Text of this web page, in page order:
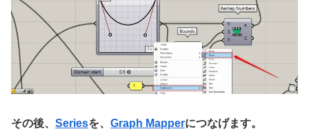
その後、 Seriesを、 Graph Mapperにつなげます。